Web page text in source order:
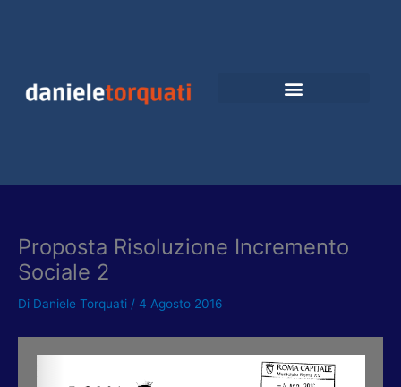
Proposta Risoluzione Incremento
Sociale 2
Di Daniele Torquati / 4 Agosto 2016